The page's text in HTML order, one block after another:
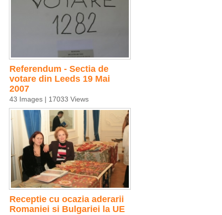
Referendum - Sectia de
votare din Leeds 19 Mai
2007
43 Images | 17033 Views
Receptie cu ocazia aderarii
Romaniei si Bulgariei la UE